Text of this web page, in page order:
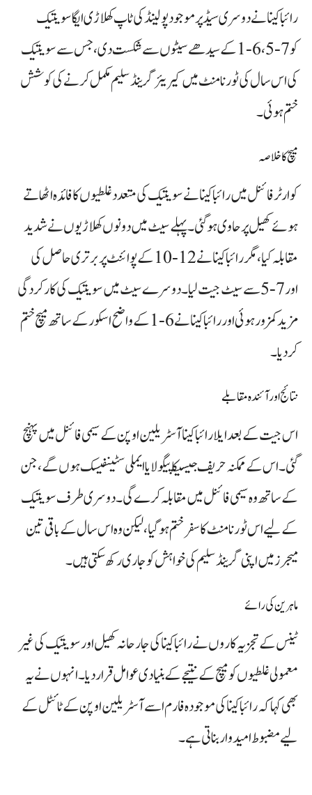
رائباکینا نے دوسری سیڈ پر موجود پولینڈ کی ٹاپ کھلاڑی ایگا سویتیک
کو 7‑5، 6‑1 کے سیدھے سیٹوں سے شکست دی، جس سے سویتیک
کی اس سال کی ٹورنامنٹ میں کیریئر گرینڈ سلیم مکمل کرنے کی کوشش
ختم ہوئی۔
میچ کا خلاصہ
کوارٹر فائنل میں رائباکینا نے سویتیک کی متعدد غلطیوں کا فائدہ اٹھاتے
ہوئے کھیل پر حاوی ہو گئی۔ پہلے سیٹ میں دونوں کھلاڑیوں نے شدید
مقابلہ کیا، مگر رائباکینا نے 12‑10 کے پوائنٹ پر برتری حاصل کی
اور 7‑5 سے سیٹ جیت لیا۔ دوسرے سیٹ میں سویتیک کی کارکردگی
مزید کمزور ہوئی اور رائباکینا نے 6‑1 کے واضح اسکور کے ساتھ میچ ختم
کر دیا۔
نتائج اور آئندہ مقابلے
اس جیت کے بعد ایلا رائباکینا آسٹریلین اوپن کے سیمی فائنل میں پہنچ
گئی۔ اس کے ممکنہ حریف جیسیکا پیگولا یا ایملی سٹینفیسک ہوں گے، جن
کے ساتھ وہ سیمی فائنل میں مقابلہ کرے گی۔ دوسری طرف سویتیک
کے لیے اس ٹورنامنٹ کا سفر ختم ہو گیا، لیکن وہ اس سال کے باقی تین
میجرز میں اپنی گرینڈ سلیم کی خواہش کو جاری رکھ سکتی ہیں۔
ماہرین کی رائے
ٹینس کے تجزیہ کاروں نے رائباکینا کی جارحانہ کھیل اور سویتیک کی غیر
معمولی غلطیوں کو میچ کے نتیجے کے بنیادی عوامل قرار دیا۔ انہوں نے یہ
بھی کہا کہ رائباکینا کی موجودہ فارم اسے آسٹریلین اوپن کے ٹائٹل کے
لیے مضبوط امیدوار بناتی ہے۔